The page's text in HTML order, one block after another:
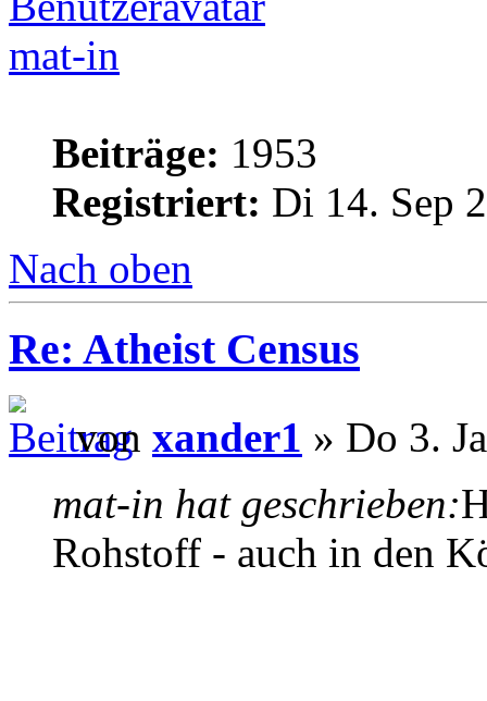
mat-in
Beiträge: 1953
Registriert: Di 14. Sep
Nach oben
Re: Atheist Census
von xander1 » Do 3.
mat-in hat geschrieben:
Rohstoff - auch in den